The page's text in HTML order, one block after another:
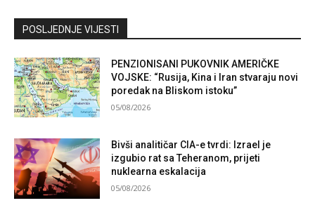
Kontaktirajte nas
POSLJEDNJE VIJESTI
PENZIONISANI PUKOVNIK AMERIČKE
VOJSKE: “Rusija, Kina i Iran stvaraju novi
poredak na Bliskom istoku”
05/08/2026
Bivši analitičar CIA-e tvrdi: Izrael je
izgubio rat sa Teheranom, prijeti
nuklearna eskalacija
05/08/2026